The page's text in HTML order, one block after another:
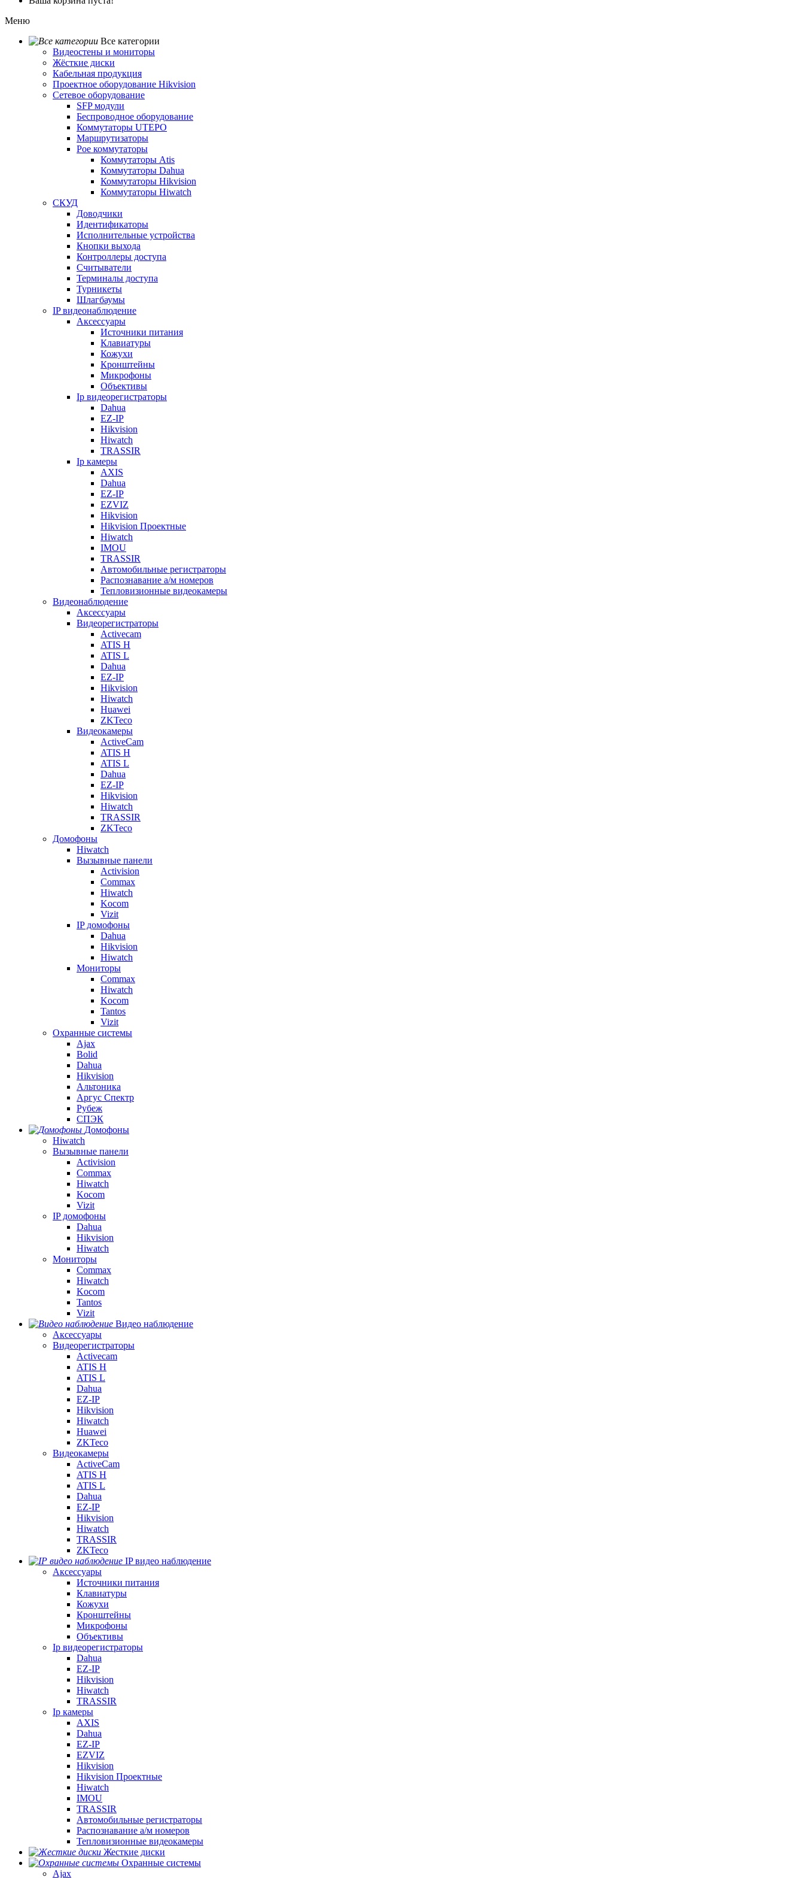
Меню
Все категории
Видеостены и мониторы
Жёсткие диски
Кабельная продукция
Проектное оборудование Hikvision
Сетевое оборудование
SFP модули
Беспроводное оборудование
Коммутаторы UTEPO
Маршрутизаторы
Poe коммутаторы
Коммутаторы Atis
Коммутаторы Dahua
Коммутаторы Hikvision
Коммутаторы Hiwatch
СКУД
Доводчики
Идентификаторы
Исполнительные устройства
Кнопки выхода
Контроллеры доступа
Считыватели
Терминалы доступа
Турникеты
Шлагбаумы
IP видеонаблюдение
Аксессуары
Источники питания
Клавиатуры
Кожухи
Кронштейны
Микрофоны
Объективы
Ip видеорегистраторы
Dahua
EZ-IP
Hikvision
Hiwatch
TRASSIR
Ip камеры
AXIS
Dahua
EZ-IP
EZVIZ
Hikvision
Hikvision Проектные
Hiwatch
IMOU
TRASSIR
Автомобильные регистраторы
Распознавание а/м номеров
Тепловизионные видеокамеры
Видеонаблюдение
Аксессуары
Видеорегистраторы
Activecam
ATIS H
ATIS L
Dahua
EZ-IP
Hikvision
Hiwatch
Huawei
ZKTeco
Видеокамеры
ActiveCam
ATIS H
ATIS L
Dahua
EZ-IP
Hikvision
Hiwatch
TRASSIR
ZKTeco
Домофоны
Hiwatch
Вызывные панели
Activision
Commax
Hiwatch
Kocom
Vizit
IP домофоны
Dahua
Hikvision
Hiwatch
Мониторы
Commax
Hiwatch
Kocom
Tantos
Vizit
Охранные системы
Ajax
Bolid
Dahua
Hikvision
Альтоника
Аргус Спектр
Рубеж
СПЭК
Домофоны
Hiwatch
Вызывные панели
Activision
Commax
Hiwatch
Kocom
Vizit
IP домофоны
Dahua
Hikvision
Hiwatch
Мониторы
Commax
Hiwatch
Kocom
Tantos
Vizit
Видео наблюдение
Аксессуары
Видеорегистраторы
Activecam
ATIS H
ATIS L
Dahua
EZ-IP
Hikvision
Hiwatch
Huawei
ZKTeco
Видеокамеры
ActiveCam
ATIS H
ATIS L
Dahua
EZ-IP
Hikvision
Hiwatch
TRASSIR
ZKTeco
IP видео наблюдение
Аксессуары
Источники питания
Клавиатуры
Кожухи
Кронштейны
Микрофоны
Объективы
Ip видеорегистраторы
Dahua
EZ-IP
Hikvision
Hiwatch
TRASSIR
Ip камеры
AXIS
Dahua
EZ-IP
EZVIZ
Hikvision
Hikvision Проектные
Hiwatch
IMOU
TRASSIR
Автомобильные регистраторы
Распознавание а/м номеров
Тепловизионные видеокамеры
Жесткие диски
Охранные системы
Ajax